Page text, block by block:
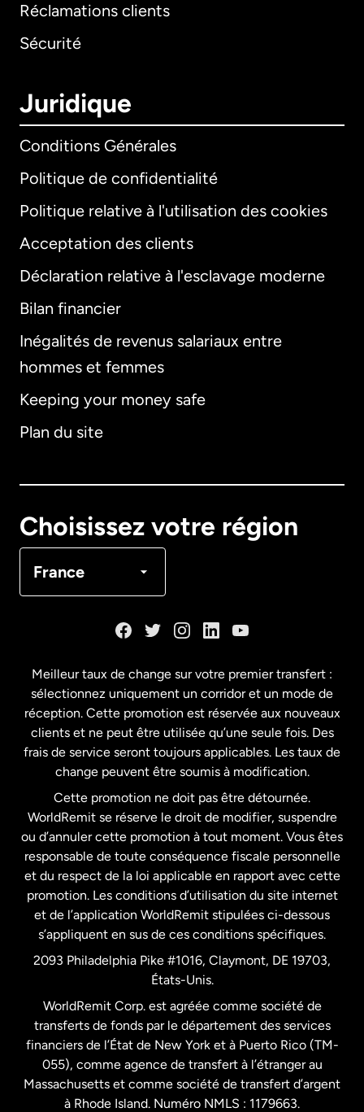
Réclamations clients
Sécurité
Juridique
Conditions Générales
Politique de confidentialité
Politique relative à l'utilisation des cookies
Acceptation des clients
Déclaration relative à l'esclavage moderne
Bilan financier
Inégalités de revenus salariaux entre
hommes et femmes
Keeping your money safe
Plan du site
Choisissez votre région
France
International
Allemagne
Français
États-Unis English
États-Unis Español
France
Malaisie
Nouvelle-Zélande
Pays-Bas
Royaume-Uni
Suède
Meilleur taux de change sur votre premier transfert :
sélectionnez uniquement un corridor et un mode de
réception. Cette promotion est réservée aux nouveaux
clients et ne peut être utilisée qu’une seule fois. Des
frais de service seront toujours applicables. Les taux de
change peuvent être soumis à modification.
Cette promotion ne doit pas être détournée.
WorldRemit se réserve le droit de modifier, suspendre
ou d’annuler cette promotion à tout moment. Vous êtes
responsable de toute conséquence fiscale personnelle
et du respect de la loi applicable en rapport avec cette
promotion. Les conditions d’utilisation du site internet
et de l’application WorldRemit stipulées ci-dessous
s’appliquent en sus de ces conditions spécifiques.
2093 Philadelphia Pike #1016, Claymont, DE 19703,
États-Unis.
WorldRemit Corp. est agréée comme société de
transferts de fonds par le département des services
financiers de l’État de New York et à Puerto Rico (TM-
055), comme agence de transfert à l’étranger au
Massachusetts et comme société de transfert d’argent
à Rhode Island. Numéro NMLS : 1179663.